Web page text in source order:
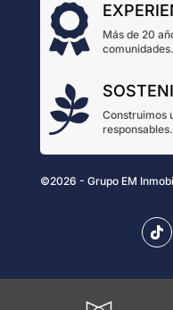

Más de 20
comunidades.

Construimos
responsables.
©2026 - Grupo EM